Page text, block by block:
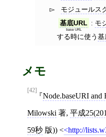
モジュールス
基底URL
base URL
: モ
する時に使う基
メモ
[42]
Node.baseURI and
Milowski 著, 平成
59秒 版)) < http://